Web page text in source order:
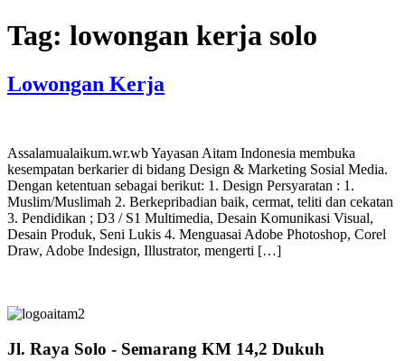
Tag: lowongan kerja solo
Lowongan Kerja
Assalamualaikum.wr.wb Yayasan Aitam Indonesia membuka
kesempatan berkarier di bidang Design & Marketing Sosial Media.
Dengan ketentuan sebagai berikut: 1. Design Persyaratan : 1.
Muslim/Muslimah 2. Berkepribadian baik, cermat, teliti dan cekatan
3. Pendidikan ; D3 / S1 Multimedia, Desain Komunikasi Visual,
Desain Produk, Seni Lukis 4. Menguasai Adobe Photoshop, Corel
Draw, Adobe Indesign, Illustrator, mengerti […]
Jl. Raya Solo - Semarang KM 14,2 Dukuh